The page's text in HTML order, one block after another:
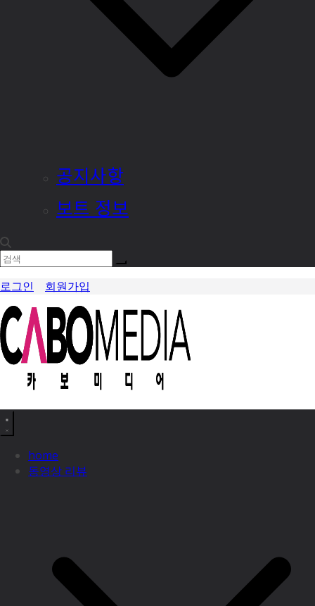
공지사항
보트 정보
로그인 회원가입
home
동영상 리뷰